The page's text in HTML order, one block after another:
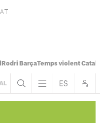
Rodri BarçaTemps violent